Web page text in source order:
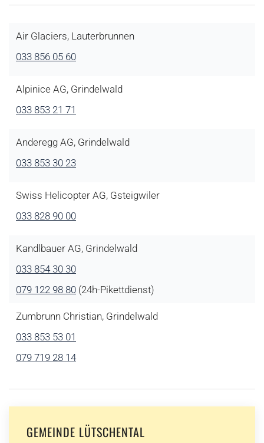
Air Glaciers, Lauterbrunnen
033 856 05 60
Alpinice AG, Grindelwald
033 853 21 71
Anderegg AG, Grindelwald
033 853 30 23
Swiss Helicopter AG, Gsteigwiler
033 828 90 00
Kandlbauer AG, Grindelwald
033 854 30 30
079 122 98 80 (24h-Pikettdienst)
Zumbrunn Christian, Grindelwald
033 853 53 01
079 719 28 14
GEMEINDE LÜTSCHENTAL